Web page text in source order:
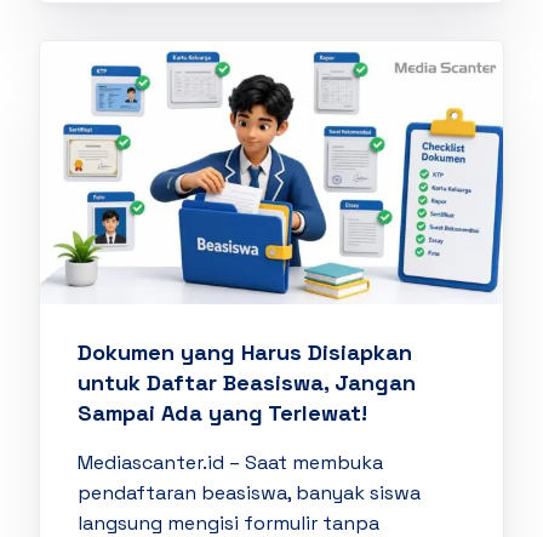
Dokumen yang Harus Disiapkan
untuk Daftar Beasiswa, Jangan
Sampai Ada yang Terlewat!
Mediascanter.id – Saat membuka
pendaftaran beasiswa, banyak siswa
langsung mengisi formulir tanpa